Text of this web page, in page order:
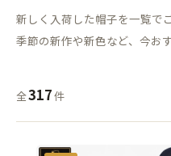
新しく入荷した帽子を一覧で
季節の新作や新色など、今お
全317件